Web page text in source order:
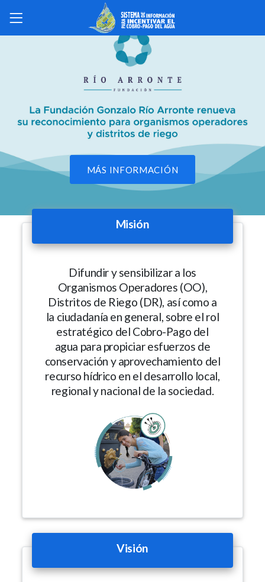
MÁS INFORMACIÓN
Misión
Difundir y sensibilizar a los
Organismos Operadores (OO),
Distritos de Riego (DR), así como a
la ciudadanía en general, sobre el rol
estratégico del Cobro-Pago del
agua para propiciar esfuerzos de
conservación y aprovechamiento del
recurso hídrico en el desarrollo local,
regional y nacional de la sociedad.
Visión